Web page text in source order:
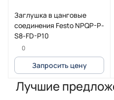
Заглушка в цанговые
соединения Festo NPQP-P-
S8-FD-P10
0
Запросить цену
Лучшие